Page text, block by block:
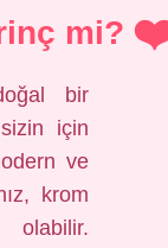
mi?
bir
için
ve
krom